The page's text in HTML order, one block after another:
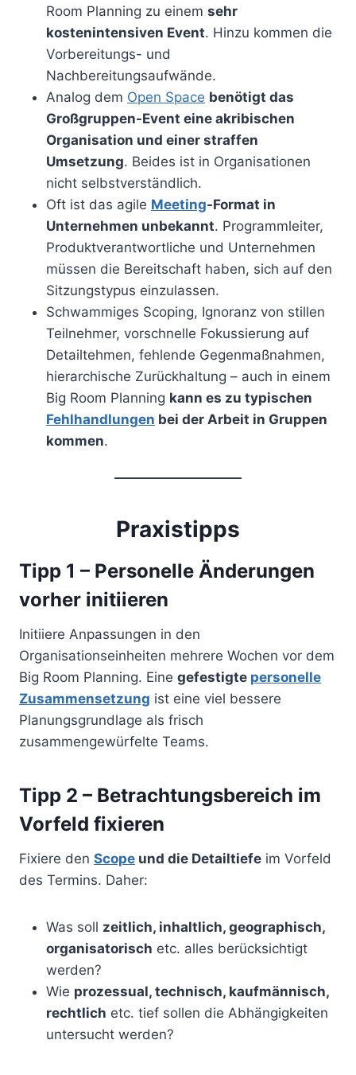
Room Planning zu einem sehr
kostenintensiven Event. Hinzu kommen die
Vorbereitungs- und
Nachbereitungsaufwände.
Analog dem Open Space benötigt das
Großgruppen-Event eine akribischen
Organisation und einer straffen
Umsetzung. Beides ist in Organisationen
nicht selbstverständlich.
Oft ist das agile Meeting-Format in
Unternehmen unbekannt. Programmleiter,
Produktverantwortliche und Unternehmen
müssen die Bereitschaft haben, sich auf den
Sitzungstypus einzulassen.
Schwammiges Scoping, Ignoranz von stillen
Teilnehmer, vorschnelle Fokussierung auf
Detailtehmen, fehlende Gegenmaßnahmen,
hierarchische Zurückhaltung – auch in einem
Big Room Planning kann es zu typischen
Fehlhandlungen bei der Arbeit in Gruppen
kommen.
Praxistipps
Tipp 1 – Personelle Änderungen
vorher initiieren
Initiiere Anpassungen in den
Organisationseinheiten mehrere Wochen vor dem
Big Room Planning. Eine gefestigte personelle
Zusammensetzung ist eine viel bessere
Planungsgrundlage als frisch
zusammengewürfelte Teams.
Tipp 2 – Betrachtungsbereich im
Vorfeld fixieren
Fixiere den Scope und die Detailtiefe im Vorfeld
des Termins. Daher:
Was soll zeitlich, inhaltlich, geographisch,
organisatorisch etc. alles berücksichtigt
werden?
Wie prozessual, technisch, kaufmännisch,
rechtlich etc. tief sollen die Abhängigkeiten
untersucht werden?